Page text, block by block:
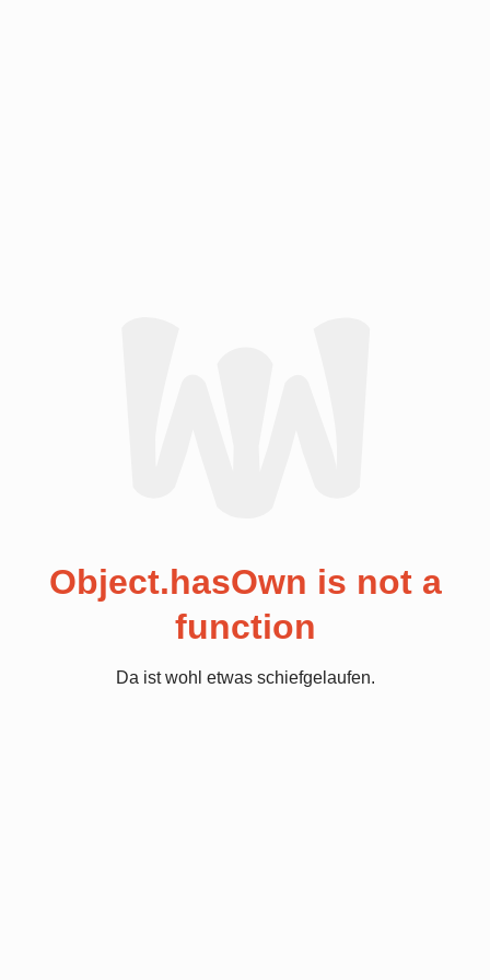
Object.hasOwn is not a
function
Da ist wohl etwas schiefgelaufen.